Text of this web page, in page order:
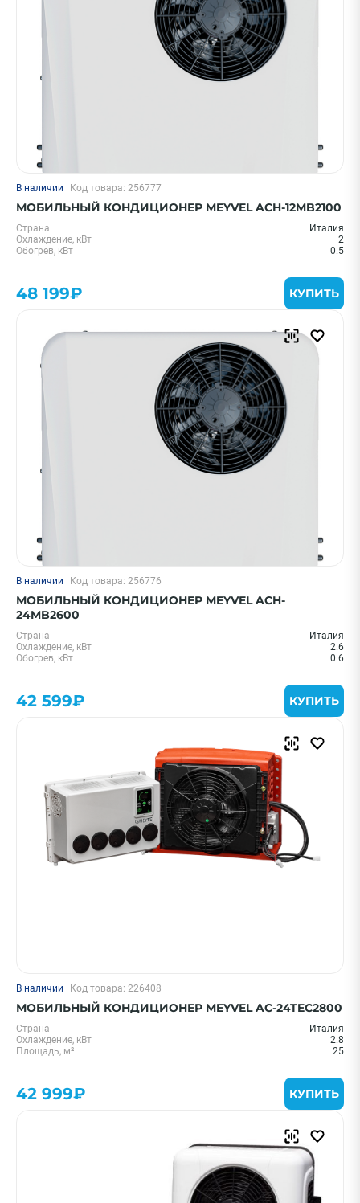
В наличии Код товара: 256777
МОБИЛЬНЫЙ КОНДИЦИОНЕР MEYVEL ACH-12MB2100
Страна
Италия
Охлаждение, кВт
2
Обогрев, кВт
0.5
48 199₽ КУПИТЬ
В наличии Код товара: 256776
МОБИЛЬНЫЙ КОНДИЦИОНЕР MEYVEL ACH-
24MB2600
Страна
Италия
Охлаждение, кВт
2.6
Обогрев, кВт
0.6
42 599₽ КУПИТЬ
В наличии Код товара: 226408
МОБИЛЬНЫЙ КОНДИЦИОНЕР MEYVEL AC-24TEC2800
Страна
Италия
Охлаждение, кВт
2.8
Площадь, м²
25
42 999₽ КУПИТЬ